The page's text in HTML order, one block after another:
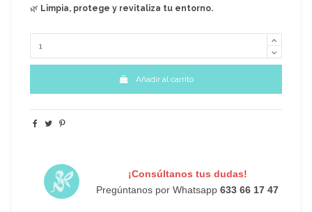
🌿 Limpia, protege y revitaliza tu entorno.
Añadir al carrito
¡Consúltanos tus dudas!
Pregúntanos por Whatsapp633 66 17 47